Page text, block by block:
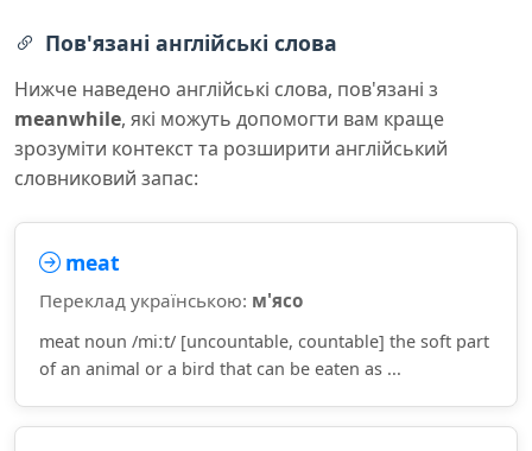
Пов'язані англійські слова
Нижче наведено англійські слова, пов'язані з
meanwhile, які можуть допомогти вам краще
зрозуміти контекст та розширити англійський
словниковий запас:
meat
Переклад українською: м'ясо
meat noun /miːt/ [uncountable, countable] the soft part
of an animal or a bird that can be eaten as ...